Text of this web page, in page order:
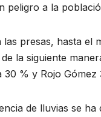
peligro a la
las presas, hasta el
la siguiente
30 % y Rojo Gómez
de lluvias se ha